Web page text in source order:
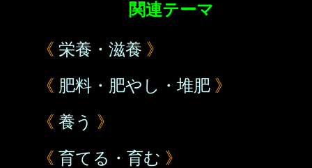
関連テーマ
《 栄養・滋養 》
《 肥料・肥やし・堆肥 》
《 養う 》
《 育てる・育む 》